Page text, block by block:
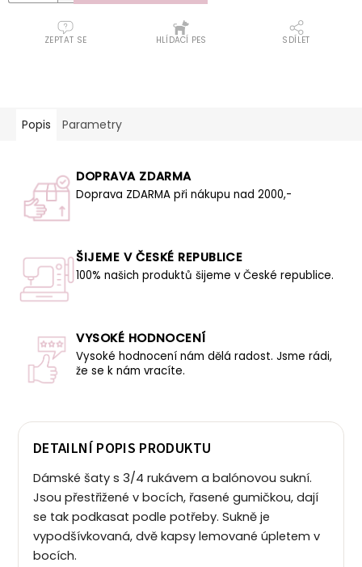
ZEPTAT SE HLÍDACÍ PES SDÍLET
Popis Parametry
DOPRAVA ZDARMA
Doprava ZDARMA při nákupu nad 2000,-
ŠIJEME V ČESKÉ REPUBLICE
100% našich produktů šijeme v České republice.
VYSOKÉ HODNOCENÍ
Vysoké hodnocení nám dělá radost. Jsme rádi,
že se k nám vracíte.
DETAILNÍ POPIS PRODUKTU
Dámské šaty s 3/4 rukávem a balónovou sukní.
Jsou přestřižené v bocích, řasené gumičkou, dají
se tak podkasat podle potřeby. Sukně je
vypodšívkovaná, dvě kapsy lemované úpletem v
bocích.